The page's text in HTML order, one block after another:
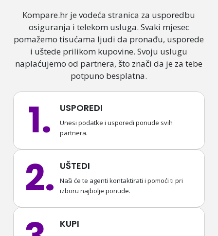
Kompare.hr je vodeća stranica za usporedbu
osiguranja i telekom usluga. Svaki mjesec
pomažemo tisućama ljudi da pronađu, usporede
i uštede prilikom kupovine. Svoju uslugu
naplaćujemo od partnera, što znači da je za tebe
potpuno besplatna.
1. USPOREDI
Unesi podatke i usporedi ponude svih
partnera.
2. UŠTEDI
Naši će te agenti kontaktirati i pomoći ti pri
izboru najbolje ponude.
KUPI